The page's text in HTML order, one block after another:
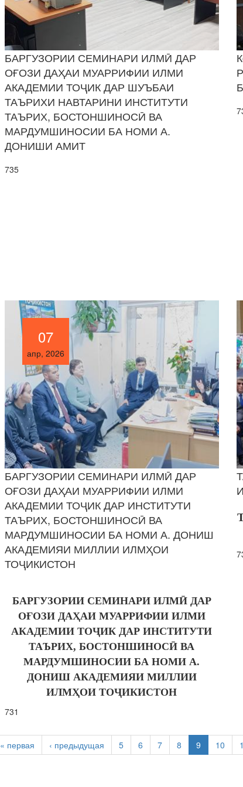
БАРГУЗОРИИ СЕМИНАРИ ИЛМӢ ДАР
ОҒОЗИ ДАҲАИ МУАРРИФИИ ИЛМИ
АКАДЕМИИ ТОҶИК ДАР ШУЪБАИ
ТАЪРИХИ НАВТАРИНИ ИНСТИТУТИ
ТАЪРИХ, БОСТОНШИНОСӢ ВА
МАРДУМШИНОСИИ БА НОМИ А.
ДОНИШИ АМИТ
735
07
апр, 2026
07
апр, 2026
БАРГУЗОРИИ СЕМИНАРИ ИЛМӢ ДАР
ОҒОЗИ ДАҲАИ МУАРРИФИИ ИЛМИ
АКАДЕМИИ ТОҶИК ДАР ИНСТИТУТИ
ТАЪРИХ, БОСТОНШИНОСӢ ВА
МАРДУМШИНОСИИ БА НОМИ А. ДОНИШ
АКАДЕМИЯИ МИЛЛИИ ИЛМҲОИ
ТОҶИКИСТОН
БАРГУЗОРИИ СЕМИНАРИ ИЛМӢ ДАР
ОҒОЗИ ДАҲАИ МУАРРИФИИ ИЛМИ
АКАДЕМИИ ТОҶИК ДАР ИНСТИТУТИ
ТАЪРИХ, БОСТОНШИНОСӢ ВА
МАРДУМШИНОСИИ БА НОМИ А.
ДОНИШ АКАДЕМИЯИ МИЛЛИИ
ИЛМҲОИ ТОҶИКИСТОН
731
« первая ‹ предыдущая 5 6 7 8 9 10